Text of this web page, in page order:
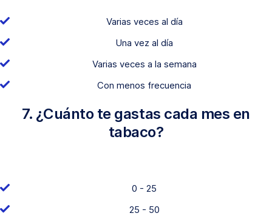
Varias veces al día
Una vez al día
Varias veces a la semana
Con menos frecuencia
7. ¿Cuánto te gastas cada mes en
tabaco?
0 - 25
25 - 50